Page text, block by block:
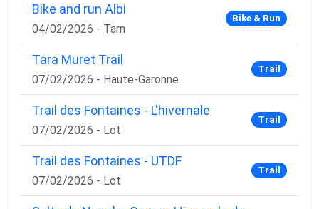
Bike and run Albi
04/02/2026 - Tarn
Bike & Run
Tara Muret Trail
07/02/2026 - Haute-Garonne
Trail
Trail des Fontaines - L'hivernale
07/02/2026 - Lot
Trail
Trail des Fontaines - UTDF
07/02/2026 - Lot
Trail